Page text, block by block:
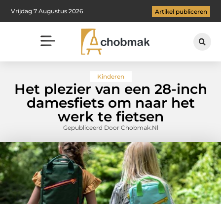
Vrijdag 7 Augustus 2026 Artikel publiceren
Kinderen
Het plezier van een 28-inch
damesfiets om naar het
werk te fietsen
Gepubliceerd Door Chobmak.nl